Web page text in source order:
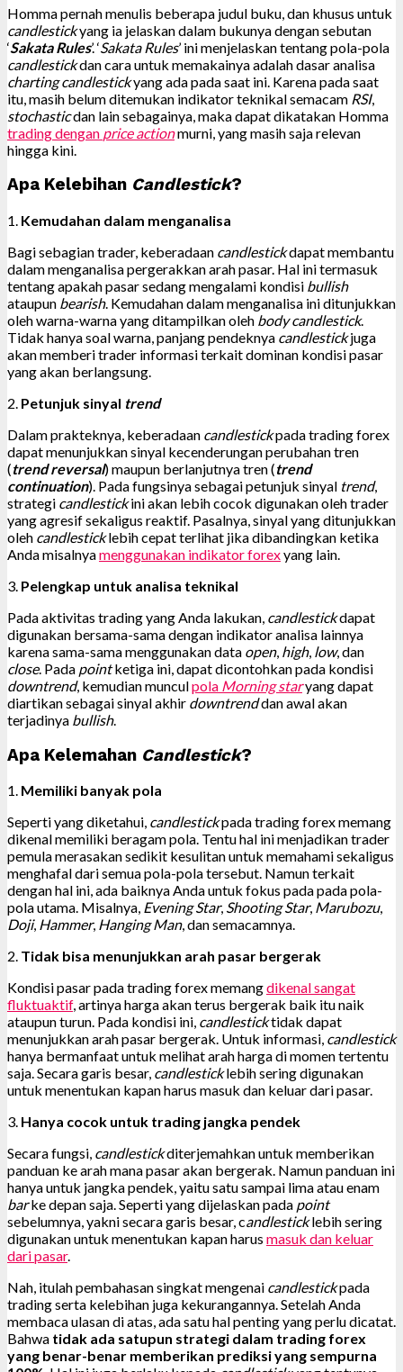
Homma pernah menulis beberapa judul buku, dan khusus untuk
candlestickyang ia jelaskan dalam bukunya dengan sebutan
‘Sakata Rules’. ‘Sakata Rules’ ini menjelaskan tentang pola-pola
candlestickdan cara untuk memakainya adalah dasar analisa
charting candlestickyang ada pada saat ini. Karena pada saat
itu, masih belum ditemukan indikator teknikal semacam RSI,
stochasticdan lain sebagainya, maka dapat dikatakan Homma
trading dengan price actionmurni, yang masih saja relevan
hingga kini.
Apa Kelebihan Candlestick?
1. Kemudahan dalam menganalisa
Bagi sebagian trader, keberadaan candlestickdapat membantu
dalam menganalisa pergerakkan arah pasar. Hal ini termasuk
tentang apakah pasar sedang mengalami kondisi bullish
ataupun bearish. Kemudahan dalam menganalisa ini ditunjukkan
oleh warna-warna yang ditampilkan oleh body candlestick.
Tidak hanya soal warna, panjang pendeknya candlestickjuga
akan memberi trader informasi terkait dominan kondisi pasar
yang akan berlangsung.
2. Petunjuk sinyal trend
Dalam prakteknya, keberadaan candlestickpada trading forex
dapat menunjukkan sinyal kecenderungan perubahan tren
(trend reversal) maupun berlanjutnya tren (trend
continuation). Pada fungsinya sebagai petunjuk sinyal trend,
strategi candlestickini akan lebih cocok digunakan oleh trader
yang agresif sekaligus reaktif. Pasalnya, sinyal yang ditunjukkan
oleh candlesticklebih cepat terlihat jika dibandingkan ketika
Anda misalnyamenggunakan indikator forexyang lain.
3. Pelengkap untuk analisa teknikal
Pada aktivitas trading yang Anda lakukan, candlestickdapat
digunakan bersama-sama dengan indikator analisa lainnya
karena sama-sama menggunakan data open, high, low, dan
close. Pada pointketiga ini, dapat dicontohkan pada kondisi
downtrend, kemudian munculpola Morning staryang dapat
diartikan sebagai sinyal akhir downtrenddan awal akan
terjadinya bullish.
Apa Kelemahan Candlestick?
1. Memiliki banyak pola
Seperti yang diketahui, candlestickpada trading forex memang
dikenal memiliki beragam pola. Tentu hal ini menjadikan trader
pemula merasakan sedikit kesulitan untuk memahami sekaligus
menghafal dari semua pola-pola tersebut. Namun terkait
dengan hal ini, ada baiknya Anda untuk fokus pada pada pola-
pola utama. Misalnya, Evening Star, Shooting Star, Marubozu,
Doji, Hammer, Hanging Man, dan semacamnya.
2. Tidak bisa menunjukkan arah pasar bergerak
Kondisi pasar pada trading forex memangdikenal sangat
fluktuaktif, artinya harga akan terus bergerak baik itu naik
ataupun turun. Pada kondisi ini, candlesticktidak dapat
menunjukkan arah pasar bergerak. Untuk informasi, candlestick
hanya bermanfaat untuk melihat arah harga di momen tertentu
saja. Secara garis besar, candlesticklebih sering digunakan
untuk menentukan kapan harus masuk dan keluar dari pasar.
3. Hanya cocok untuk trading jangka pendek
Secara fungsi, candlestickditerjemahkan untuk memberikan
panduan ke arah mana pasar akan bergerak. Namun panduan ini
hanya untuk jangka pendek, yaitu satu sampai lima atau enam
barke depan saja. Seperti yang dijelaskan pada point
sebelumnya, yakni secara garis besar, candlesticklebih sering
digunakan untuk menentukan kapan harus masuk dan keluar
dari pasar.
Nah, itulah pembahasan singkat mengenai candlestickpada
trading serta kelebihan juga kekurangannya. Setelah Anda
membaca ulasan di atas, ada satu hal penting yang perlu dicatat.
Bahwa tidak ada satupun strategi dalam trading forex
yang benar-benar memberikan prediksi yang sempurna